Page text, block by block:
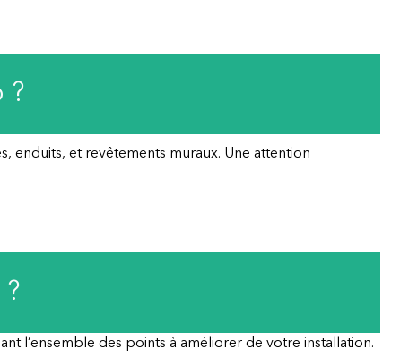
?
enduits, et revêtements muraux. Une attention
l’ensemble des points à améliorer de votre installation.